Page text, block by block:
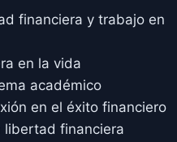
financiera y trabajo en
en la vida
académico
en el éxito financiero
libertad financiera